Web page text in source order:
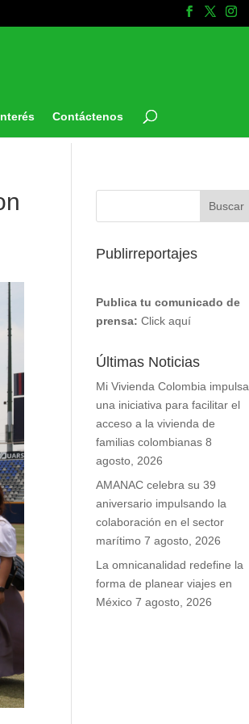
Contáctenos
Publirreportajes
Publica tu comunicado de
prensa: Click aquí
Últimas Noticias
Mi Vivienda Colombia impulsa
una iniciativa para facilitar el
acceso a la vivienda de
familias colombianas 8
agosto, 2026
AMANAC celebra su 39
aniversario impulsando la
colaboración en el sector
marítimo 7 agosto, 2026
La omnicanalidad redefine la
forma de planear viajes en
México 7 agosto, 2026